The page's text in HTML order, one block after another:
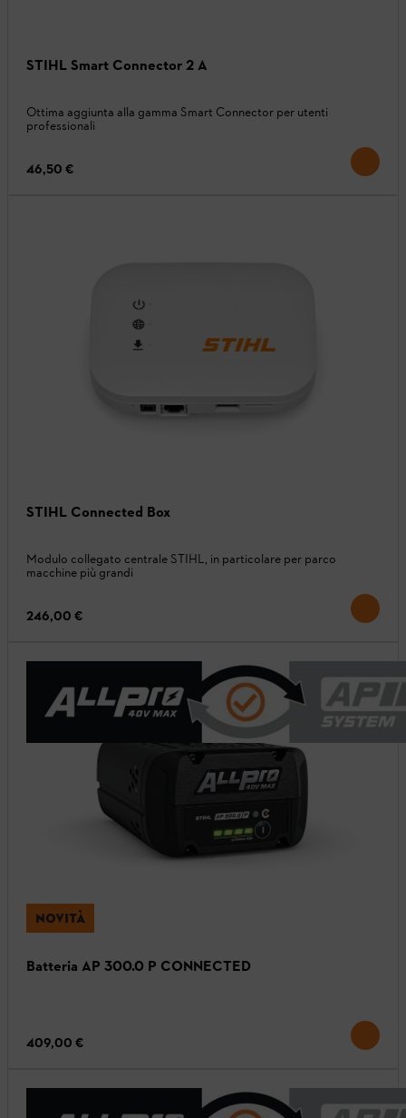
STIHL Smart Connector 2 A
Ottima aggiunta alla gamma Smart Connector per utenti
professionali
46,50 €
STIHL Connected Box
Modulo collegato centrale STIHL, in particolare per parco
macchine più grandi
246,00 €
NOVITÀ
Batteria AP 300.0 P CONNECTED
409,00 €